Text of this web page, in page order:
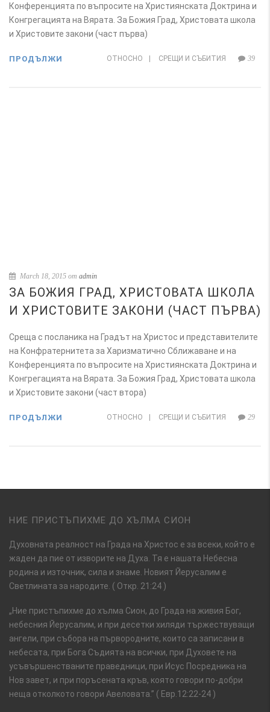
Конференцията по въпросите на Християнската Доктрина и
Конгрегацията на Вярата. За Божия Град, Христовата школа
и Христовите закони (част първа)
ОТНОСНО | СРЕЩИ И СЪБИТИЯ 39
ПРОДЪЛЖИ
March 18, 2015 от admin
ЗА БОЖИЯ ГРАД, ХРИСТОВАТА ШКОЛА
И ХРИСТОВИТЕ ЗАКОНИ (ЧАСТ ПЪРВА)
Среща с посланика на Градът на Христос и представителите
на Конфратернитета за Харизматично Сближаване и на
Конференцията по въпросите на Християнската Доктрина и
Конгрегацията на Вярата. За Божия Град, Христовата школа
и Христовите закони (част втора)
ОТНОСНО | СРЕЩИ И СЪБИТИЯ 29
ПРОДЪЛЖИ
НИЕ ПРИСТЪПИХМЕ ДО ХЪЛМА СИОН
Духовната реалност на Града на Христос е за всеки, който е
жаден да пие от изворите на Духа. Тя е нашата Небесна
родина и източник, сила и знаме. Новият Йерусалим е
Светлината за народите. ( Откр. 21:24 )
„Ние пристъпихме до хълма Сион, до Града на живия Бог,
небесния Йерусалим, и при десетки хиляди тържествуващи
ангели, при събора на първородните, които са записани в
небесата, при Бога Съдията на всички, при Духовете на
усъвършенстваните праведници, при Исус Посредника на
Нов завет, и при поръсената кръв, която говори по-добри
неща отколкото говори Авеловата.” ( Евр.12:22-24 )